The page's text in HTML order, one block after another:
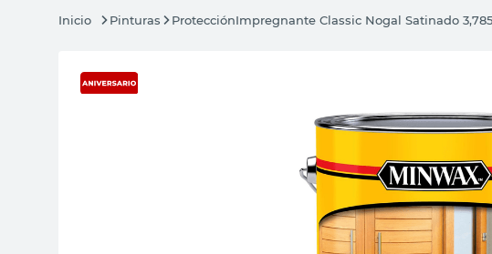
Pinturas ProtecciónImpregnante Classic Nogal Satinado